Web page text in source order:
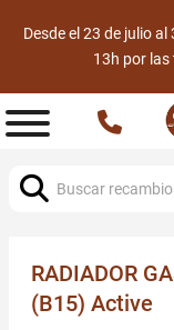
Desde el 23 de julio
13h por
RADIADOR
(B15) Active